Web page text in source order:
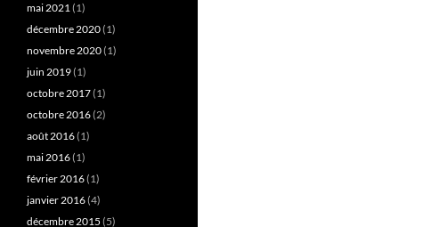
mai 2021(1)
décembre 2020(1)
novembre 2020(1)
juin 2019(1)
octobre 2017(1)
octobre 2016(2)
août 2016(1)
mai 2016(1)
février 2016(1)
janvier 2016(4)
décembre 2015 (5)